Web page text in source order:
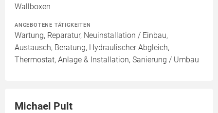
Wallboxen
ANGEBOTENE TÄTIGKEITEN
Wartung, Reparatur, Neuinstallation / Einbau,
Austausch, Beratung, Hydraulischer Abgleich,
Thermostat, Anlage & Installation, Sanierung / Umbau
Michael Pult